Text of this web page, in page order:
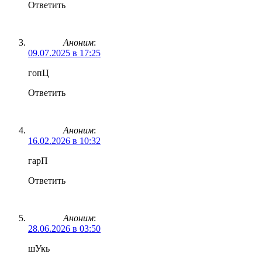
Ответить
Аноним:
09.07.2025 в 17:25
гопЦ
Ответить
Аноним:
16.02.2026 в 10:32
гарП
Ответить
Аноним:
28.06.2026 в 03:50
шУкь